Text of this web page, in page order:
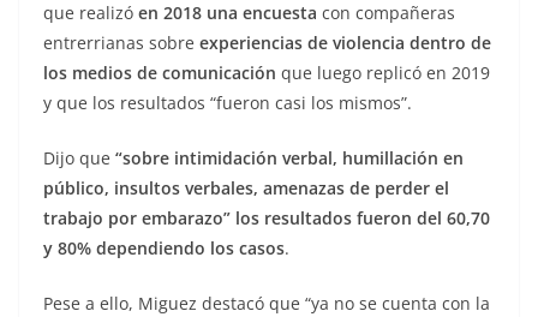
que realizó en 2018 una encuesta con compañeras
entrerrianas sobre experiencias de violencia dentro de
los medios de comunicación que luego replicó en 2019
y que los resultados “fueron casi los mismos”.
Dijo que “sobre intimidación verbal, humillación en
público, insultos verbales, amenazas de perder el
trabajo por embarazo” los resultados fueron del 60,70
y 80% dependiendo los casos.
Pese a ello, Miguez destacó que “ya no se cuenta con la